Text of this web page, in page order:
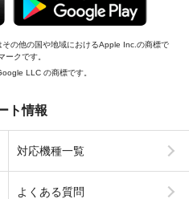
の他の国や地域におけるApple Inc.の商標で
クです。
LLC の商標です。
ト情報
対応機種一覧
よくある質問